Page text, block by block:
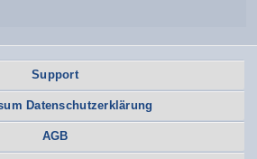
Support
Datenschutzerklärung
AGB